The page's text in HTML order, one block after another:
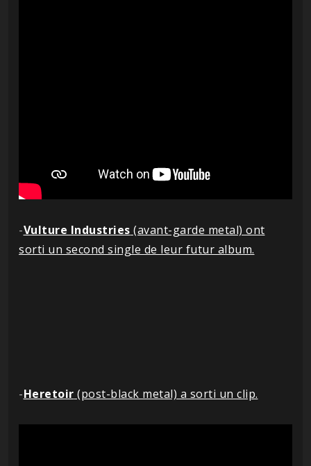
-Vulture Industries (avant-garde metal) ont
sorti un second single de leur futur album.
-Heretoir (post-black metal) a sorti un clip.